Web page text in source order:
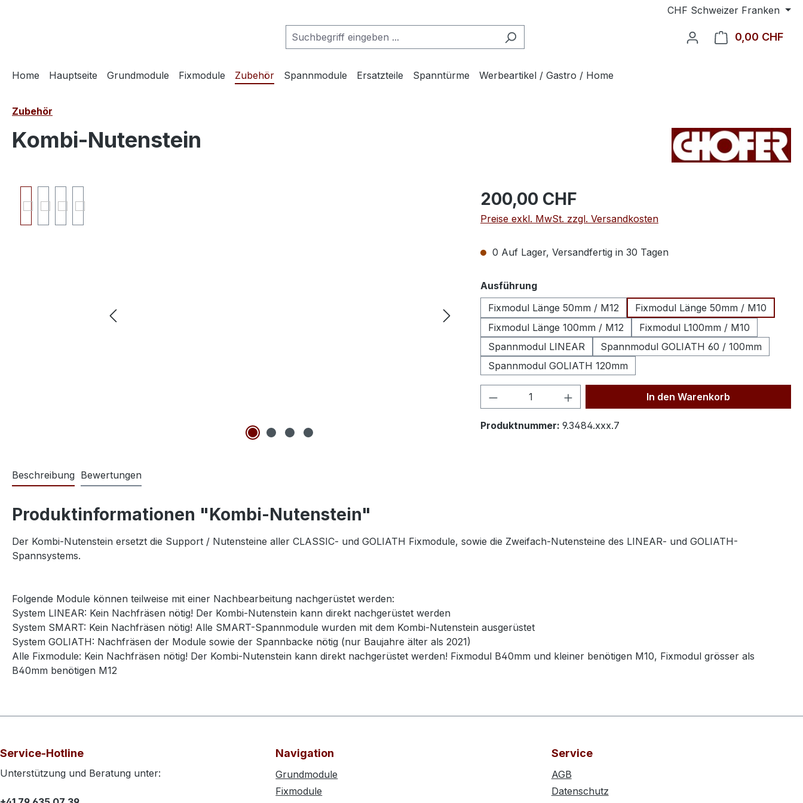
CHF Schweizer Franken
0,00 CHF
Home Hauptseite Grundmodule Fixmodule Zubehör Spannmodule Ersatzteile Spanntürme Werbeartikel / Gastro / Home
Zubehör
Kombi-Nutenstein
200,00 CHF
Preise exkl. MwSt. zzgl. Versandkosten
0 Auf Lager, Versandfertig in 30 Tagen
Ausführungauswählen
Fixmodul Länge 50mm / M12
Fixmodul Länge 50mm / M10
Fixmodul Länge 100mm / M12
Fixmodul L100mm / M10
Spannmodul LINEAR
Spannmodul GOLIATH 60 / 100mm
Spannmodul GOLIATH 120mm
Produkt Anzahl: Gib den gewünschten Wert
In den Warenkorb
Produktnummer: 9.3484.xxx.7
Beschreibung Bewertungen
Produktinformationen "Kombi-Nutenstein"
Der Kombi-Nutenstein ersetzt die Support / Nutensteine aller CLASSIC- und GOLIATH Fixmodule, sowie die Zweifach-Nutensteine des LINEAR- und GOLIATH-
Spannsystems.
Folgende Module können teilweise mit einer Nachbearbeitung nachgerüstet werden:
System LINEAR: Kein Nachfräsen nötig! Der Kombi-Nutenstein kann direkt nachgerüstet werden
System SMART: Kein Nachfräsen nötig! Alle SMART-Spannmodule wurden mit dem Kombi-Nutenstein ausgerüstet
System GOLIATH: Nachfräsen der Module sowie der Spannbacke nötig (nur Baujahre älter als 2021)
Alle Fixmodule: Kein Nachfräsen nötig! Der Kombi-Nutenstein kann direkt nachgerüstet werden! Fixmodul B40mm und kleiner benötigen M10, Fixmodul grösser als
B40mm benötigen M12
Service-Hotline
Unterstützung und Beratung unter:
Navigation
Grundmodule
Fixmodule
Service
AGB
Datenschutz